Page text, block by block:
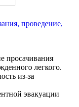
проведение,
просачивания
легкого.
из-за
эвакуации